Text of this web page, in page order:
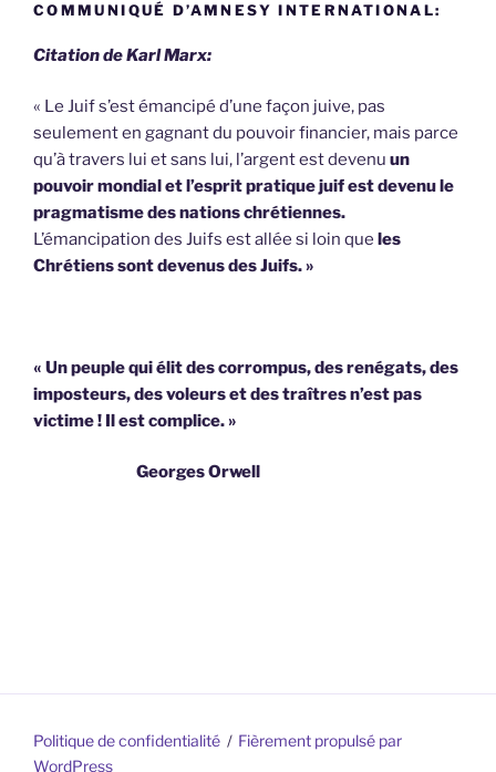
COMMUNIQUÉ D’AMNESY INTERNATIONAL:
Citation de Karl Marx:
« Le Juif s’est émancipé d’une façon juive, pas
seulement en gagnant du pouvoir financier, mais parce
qu’à travers lui et sans lui, l’argent est devenu un
pouvoir mondial et l’esprit pratique juif est devenu le
pragmatisme des nations chrétiennes.
L’émancipation des Juifs est allée si loin que les
Chrétiens sont devenus des Juifs. »
« Un peuple qui élit des corrompus, des renégats, des
imposteurs, des voleurs et des traîtres n’est pas
victime ! Il est complice. »
Georges Orwell
Politique de confidentialité
Fièrement propulsé par
WordPress